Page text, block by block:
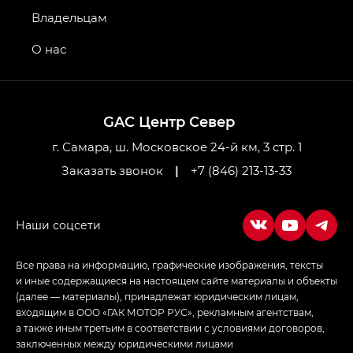
GS4 — Джи Эс 4 (GS4) в комплектациях Джи Би
привод — GB AWD, Джи Эль Полный привод —
Джи Икс ПРЕМИУМ — GX PREMIUM, ЛАУНЖ —
LOUNGE
Empow — Эмпау (Empow) в комплектации
GAC Центр Север
г. Самара, ш. Московское 24-й км, 3 стр. 1
Заказать звонок
| +7 (846) 213-13-33
Владельцам
О нас
Все права на информацию, графические изображения, тексты
и иные содержащиеся на настоящем сайте материалы и объекты
(далее — материалы), принадлежат юридическим лицам,
входящим в ООО «ГАК МОТОР РУС», рекламным агентствам,
а также иным третьим в соответствии с условиями договоров,
заключенных между юридическими лицами